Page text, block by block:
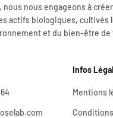
nous nous engageons à
actifs biologiques, cultivés
et du bien-être de
Infos
Mentions